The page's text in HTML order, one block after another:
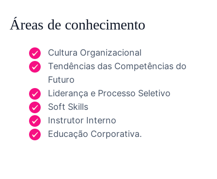
Áreas de conhecimento
Cultura Organizacional
Tendências das Competências do
Futuro
Liderança e Processo Seletivo
Soft Skills
Instrutor Interno
Educação Corporativa.